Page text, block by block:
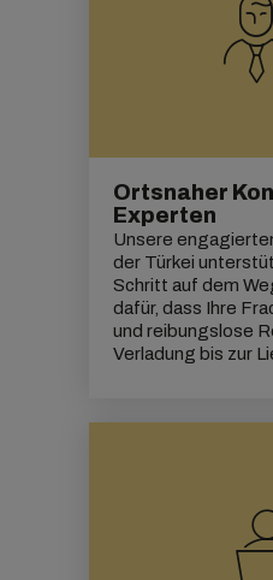
Ortsnaher
Experten
Unsere
der Türkei
Schritt auf dem
dafür, dass Ihre
und reibungslose
Verladung bis zur